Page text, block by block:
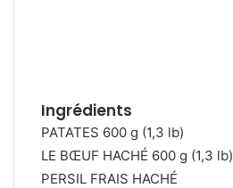
Ingrédients
PATATES 600 g (1,3 lb)
LE BŒUF HACHÉ 600 g (1,3 lb)
PERSIL FRAIS HACHÉ